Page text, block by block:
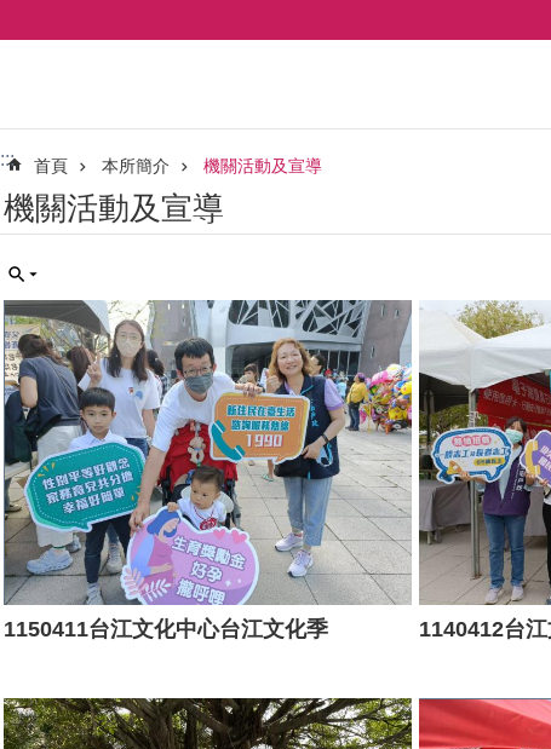
::: 首頁 本所簡介 機關活動及宣導
機關活動及宣導
1150411台江文化中心台江文化季 1140412台